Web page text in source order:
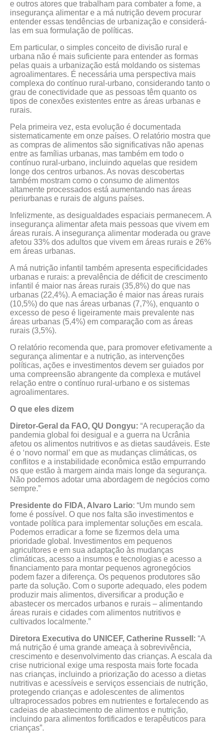
e outros atores que trabalham para combater a fome, a
insegurança alimentar e a má nutrição devem procurar
entender essas tendências de urbanização e considerá-
las em sua formulação de políticas.
Em particular, o simples conceito de divisão rural e
urbana não é mais suficiente para entender as formas
pelas quais a urbanização está moldando os sistemas
agroalimentares. É necessária uma perspectiva mais
complexa do contínuo rural-urbano, considerando tanto o
grau de conectividade que as pessoas têm quanto os
tipos de conexões existentes entre as áreas urbanas e
rurais.
Pela primeira vez, esta evolução é documentada
sistematicamente em onze países. O relatório mostra que
as compras de alimentos são significativas não apenas
entre as famílias urbanas, mas também em todo o
contínuo rural-urbano, incluindo aquelas que residem
longe dos centros urbanos. As novas descobertas
também mostram como o consumo de alimentos
altamente processados está aumentando nas áreas
periurbanas e rurais de alguns países.
Infelizmente, as desigualdades espaciais permanecem. A
insegurança alimentar afeta mais pessoas que vivem em
áreas rurais. A insegurança alimentar moderada ou grave
afetou 33% dos adultos que vivem em áreas rurais e 26%
em áreas urbanas.
A má nutrição infantil também apresenta especificidades
urbanas e rurais: a prevalência de déficit de crescimento
infantil é maior nas áreas rurais (35,8%) do que nas
urbanas (22,4%). A emaciação é maior nas áreas rurais
(10,5%) do que nas áreas urbanas (7,7%), enquanto o
excesso de peso é ligeiramente mais prevalente nas
áreas urbanas (5,4%) em comparação com as áreas
rurais (3,5%).
O relatório recomenda que, para promover efetivamente a
segurança alimentar e a nutrição, as intervenções
políticas, ações e investimentos devem ser guiados por
uma compreensão abrangente da complexa e mutável
relação entre o contínuo rural-urbano e os sistemas
agroalimentares.
O que eles dizem
Diretor-Geral da FAO, QU Dongyu: “A recuperação da
pandemia global foi desigual e a guerra na Ucrânia
afetou os alimentos nutritivos e as dietas saudáveis. Este
é o ‘novo normal’ em que as mudanças climáticas, os
conflitos e a instabilidade econômica estão empurrando
os que estão à margem ainda mais longe da segurança.
Não podemos adotar uma abordagem de negócios como
sempre.”
Presidente do FIDA, Alvaro Lario: “Um mundo sem
fome é possível. O que nos falta são investimentos e
vontade política para implementar soluções em escala.
Podemos erradicar a fome se fizermos dela uma
prioridade global. Investimentos em pequenos
agricultores e em sua adaptação às mudanças
climáticas, acesso a insumos e tecnologias e acesso a
financiamento para montar pequenos agronegócios
podem fazer a diferença. Os pequenos produtores são
parte da solução. Com o suporte adequado, eles podem
produzir mais alimentos, diversificar a produção e
abastecer os mercados urbanos e rurais ­– alimentando
áreas rurais e cidades com alimentos nutritivos e
cultivados localmente.”
Diretora Executiva do UNICEF, Catherine Russell: “A
má nutrição é uma grande ameaça à sobrevivência,
crescimento e desenvolvimento das crianças. A escala da
crise nutricional exige uma resposta mais forte focada
nas crianças, incluindo a priorização do acesso a dietas
nutritivas e acessíveis e serviços essenciais de nutrição,
protegendo crianças e adolescentes de alimentos
ultraprocessados pobres em nutrientes e fortalecendo as
cadeias de abastecimento de alimentos e nutrição,
incluindo para alimentos fortificados e terapêuticos para
crianças”.